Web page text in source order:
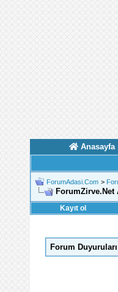
Anasayfa
ForumAdasi.Com >
ForumZirve.Net
Kayıt ol
Forum Duyuruları